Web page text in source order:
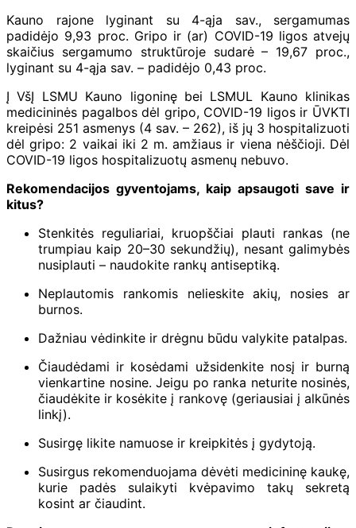
Kauno rajone lyginant su 4-ąja sav., sergamumas
padidėjo 9,93 proc. Gripo ir (ar) COVID-19 ligos atvejų
skaičius sergamumo struktūroje sudarė – 19,67 proc.,
lyginant su 4-ąja sav. – padidėjo 0,43 proc.
Į VšĮ LSMU Kauno ligoninę bei LSMUL Kauno klinikas
medicininės pagalbos dėl gripo, COVID-19 ligos ir ŪVKTI
kreipėsi 251 asmenys (4 sav. – 262), iš jų 3 hospitalizuoti
dėl gripo: 2 vaikai iki 2 m. amžiaus ir viena nėščioji. Dėl
COVID-19 ligos hospitalizuotų asmenų nebuvo.
Rekomendacijos gyventojams, kaip apsaugoti save ir
kitus?
Stenkitės reguliariai, kruopščiai plauti rankas (ne
trumpiau kaip 20–30 sekundžių), nesant galimybės
nusiplauti – naudokite rankų antiseptiką.
Neplautomis rankomis nelieskite akių, nosies ar
burnos.
Dažniau vėdinkite ir drėgnu būdu valykite patalpas.
Čiaudėdami ir kosėdami užsidenkite nosį ir burną
vienkartine nosine. Jeigu po ranka neturite nosinės,
čiaudėkite ir kosėkite į rankovę (geriausiai į alkūnės
linkį).
Susirgę likite namuose ir kreipkitės į gydytoją.
Susirgus rekomenduojama dėvėti medicininę kaukę,
kurie padės sulaikyti kvėpavimo takų sekretą
kosint ar čiaudint.